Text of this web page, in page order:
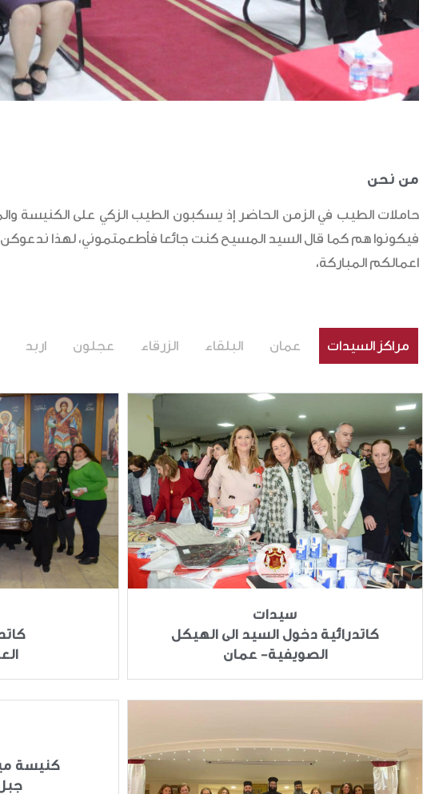
من نحن
حاملات الطيب في الزمن الحاضر إذ يسكبون الطيب الزكي على الكنيسة
فيكونوا هم كما قال السيد المسيح كنت جائعا فأطعمتموني، لهذا
اعمالكم المباركة،
مراكز السيدات عمان البلقاء الزرقاء عجلون اربد
سيدات
كاتدرائية دخول السيد الى الهيكل
الصويفية- عمان
كنيسة